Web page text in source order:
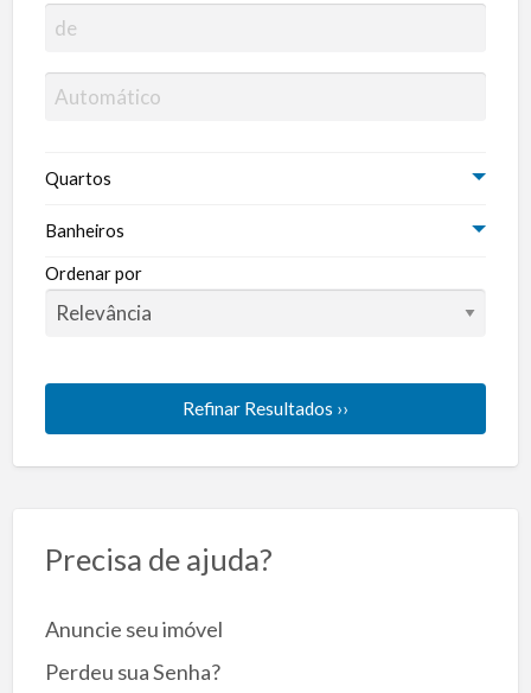
Quartos
Banheiros
Ordenar por
Refinar Resultados ››
Precisa de ajuda?
Anuncie seu imóvel
Perdeu sua Senha?